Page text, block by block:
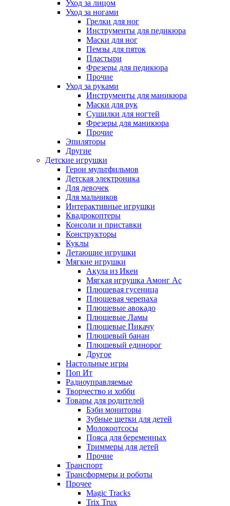
Уход за лицом
Уход за ногами
Грелки для ног
Инструменты для педикюра
Маски для ног
Пемзы для пяток
Пластыри
Фрезеры для педикюра
Прочие
Уход за руками
Инструменты для маникюра
Маски для рук
Сушилки для ногтей
Фрезеры для маникюра
Прочие
Эпиляторы
Другие
Детские игрушки
Герои мультфильмов
Детская электроника
Для девочек
Для мальчиков
Интерактивные игрушки
Квадрокоптеры
Консоли и приставки
Конструкторы
Куклы
Летающие игрушки
Мягкие игрушки
Акула из Икеи
Мягкая игрушка Амонг Ас
Плюшевая гусеница
Плюшевая черепаха
Плюшевые авокадо
Плюшевые Ламы
Плюшевые Пикачу
Плюшевый банан
Плюшевый единорог
Другое
Настольные игры
Поп Ит
Радиоуправляемые
Творчество и хобби
Товары для родителей
Бэби мониторы
Зубные щетки для детей
Молокоотсосы
Пояса для беременных
Триммеры для детей
Прочие
Транспорт
Трансформеры и роботы
Прочее
Magic Tracks
Trix Trux